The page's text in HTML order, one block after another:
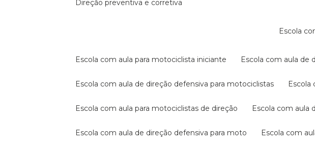
direção preventiva e corretiva
escola
escola com aula para motociclista iniciante escola com aula
escola com aula de direção defensiva para motociclistas
escola com aula para motociclistas de direção escola com
escola com aula de direção defensiva para moto escola com